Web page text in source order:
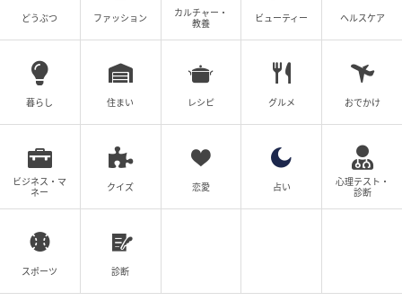
どうぶつ ファッション
カルチャー・
教養
ビューティー ヘルスケア
暮らし 住まい レシピ グルメ おでかけ
ビジネス・マ
ネー
クイズ 恋愛 占い
心理テスト・
診断
スポーツ 診断